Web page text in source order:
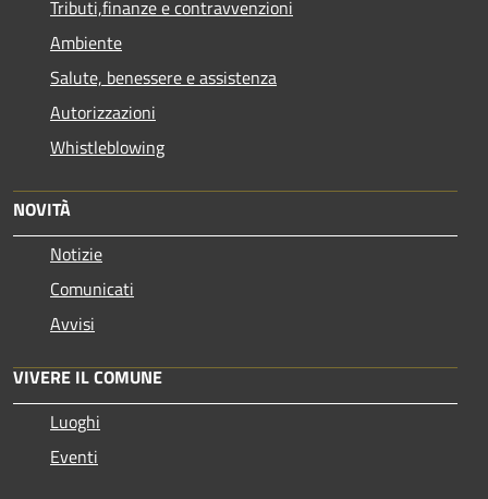
Tributi,finanze e contravvenzioni
Ambiente
Salute, benessere e assistenza
Autorizzazioni
Whistleblowing
NOVITÀ
Notizie
Comunicati
Avvisi
VIVERE IL COMUNE
Luoghi
Eventi